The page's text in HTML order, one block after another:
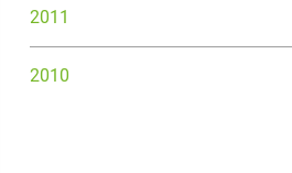
2011
2010